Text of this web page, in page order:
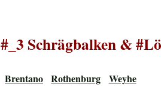
#_3 Schrägbalken &
Brentano Rothenburg Weyhe